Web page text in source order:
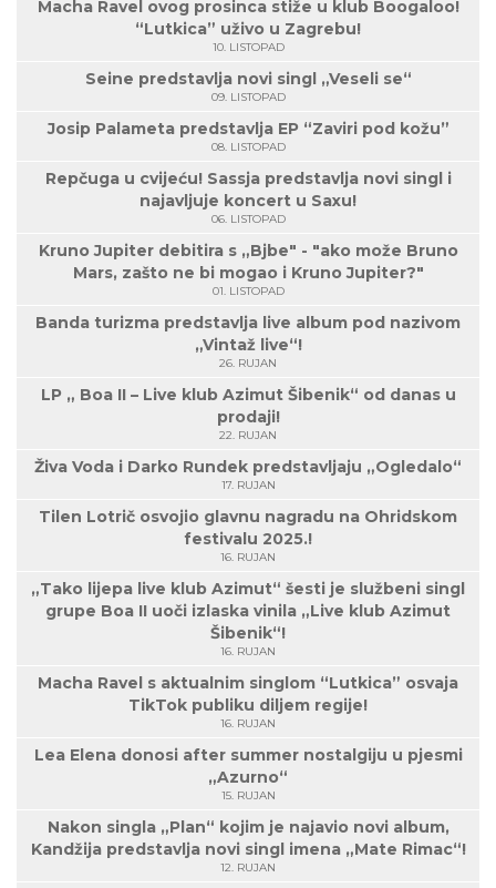
Macha Ravel ovog prosinca stiže u klub Boogaloo!
“Lutkica” uživo u Zagrebu!
10. LISTOPAD
Seine predstavlja novi singl „Veseli se“
09. LISTOPAD
Josip Palameta predstavlja EP “Zaviri pod kožu”
08. LISTOPAD
Repčuga u cvijeću! Sassja predstavlja novi singl i
najavljuje koncert u Saxu!
06. LISTOPAD
Kruno Jupiter debitira s „Bjbe" - "ako može Bruno
Mars, zašto ne bi mogao i Kruno Jupiter?"
01. LISTOPAD
Banda turizma predstavlja live album pod nazivom
„Vintaž live“!
26. RUJAN
LP „ Boa II – Live klub Azimut Šibenik“ od danas u
prodaji!
22. RUJAN
Živa Voda i Darko Rundek predstavljaju „Ogledalo“
17. RUJAN
Tilen Lotrič osvojio glavnu nagradu na Ohridskom
festivalu 2025.!
16. RUJAN
„Tako lijepa live klub Azimut“ šesti je službeni singl
grupe Boa II uoči izlaska vinila „Live klub Azimut
Šibenik“!
16. RUJAN
Macha Ravel s aktualnim singlom “Lutkica” osvaja
TikTok publiku diljem regije!
16. RUJAN
Lea Elena donosi after summer nostalgiju u pjesmi
„Azurno“
15. RUJAN
Nakon singla „Plan“ kojim je najavio novi album,
Kandžija predstavlja novi singl imena „Mate Rimac“!
12. RUJAN